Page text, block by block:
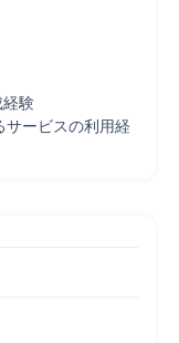
経験
サービスの利用経